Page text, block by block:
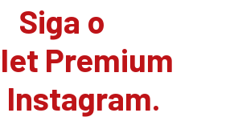
Siga o
Premium
Instagram.